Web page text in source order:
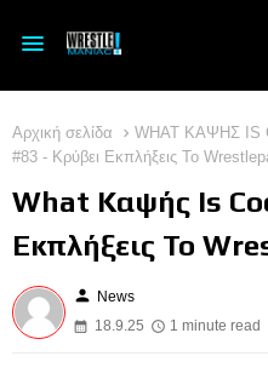
Αρχική σελίδα WHAT ΚΑΨΗΣ IS
#83 - Κρύβει Εκπλήξεις Το
What Καψής Is
Εκπλήξεις Το
person News
18.9.25
1 minute read